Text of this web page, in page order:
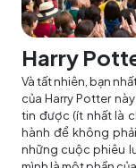
Harry
Và tất nhiên, bạn
của Harry Potter
tin được (ít nhất là
hành để không
những cuộc phiêu